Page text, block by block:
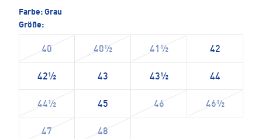
Farbe: Grau
Größe:
40 40½ 41½ 42
42½ 43 43½ 44
44½ 45 46 46½
47 48